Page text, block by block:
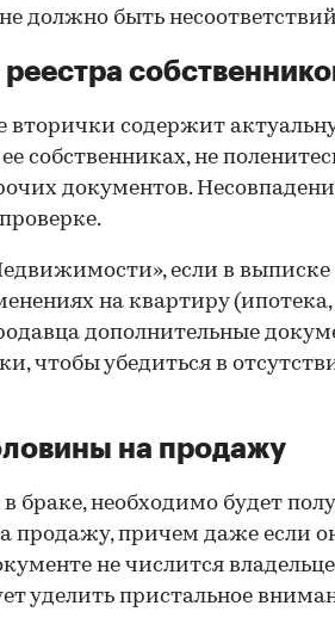
должно быть
вторички содержит
собственниках, не
документов.
если в выписке
на квартиру (ипотека,
дополнительные
чтобы убедиться в
на продажу
браке, необходимо будет
продажу, причем даже если
не числится
уделить пристальное